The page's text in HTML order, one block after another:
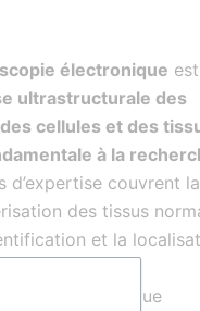
électronique est
ultrastructurale des
cellules et des
à la
d’expertise couvrent la
des tissus
et la
sont
optique